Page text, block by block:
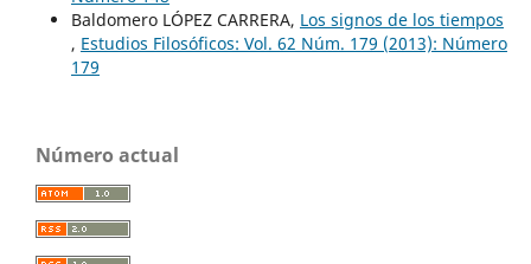
Baldomero LÓPEZ CARRERA, Los signos de los tiempos
, Estudios Filosóficos: Vol. 62 Núm. 179 (2013): Número
179
Número actual